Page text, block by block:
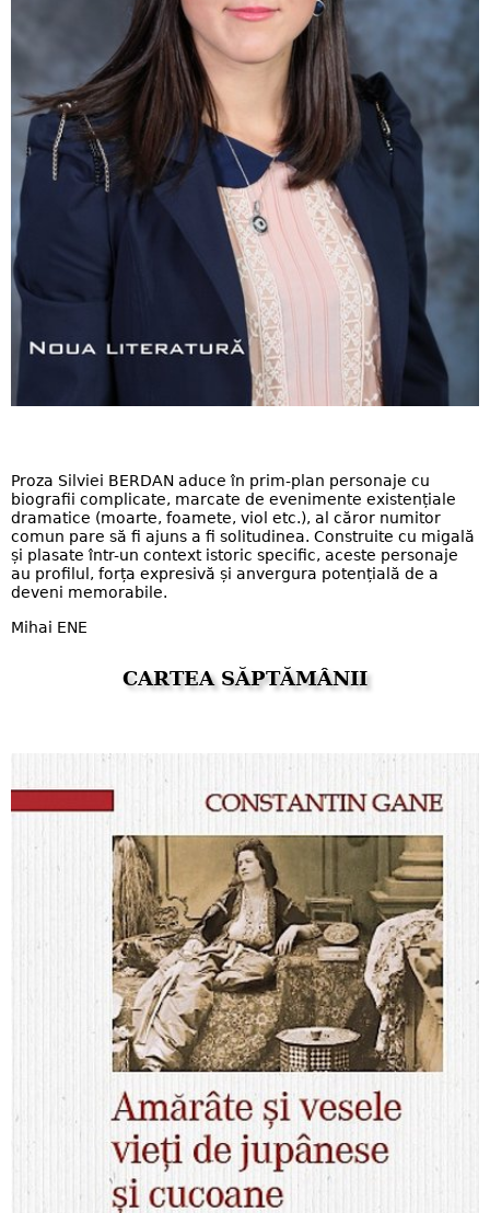
Proza Silviei BERDAN aduce în prim-plan personaje cu
biografii complicate, marcate de evenimente existențiale
dramatice (moarte, foamete, viol etc.), al căror numitor
comun pare să fi ajuns a fi solitudinea. Construite cu migală
și plasate într-un context istoric specific, aceste personaje
au profilul, forța expresivă și anvergura potențială de a
deveni memorabile.
Mihai ENE
CARTEA SĂPTĂMÂNII